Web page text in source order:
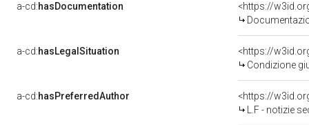
a-cd:hasDocumentation
a-cd:hasLegalSituation
Condizione
a-cd:hasPreferredAuthor
<https://
L.F - notizie